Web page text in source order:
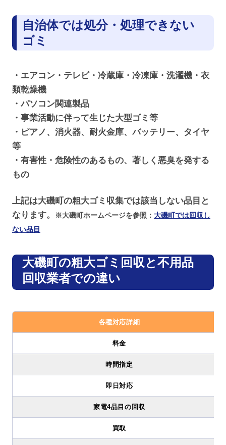
自治体では処分・処理できない
ゴミ
・エアコン・テレビ・冷蔵庫・冷凍庫・洗濯機・衣
類乾燥機
・パソコン関連製品
・事業活動に伴って生じた大型ゴミ等
・ピアノ、消火器、耐火金庫、バッテリー、タイヤ
等
・有害性・危険性のあるもの、著しく悪臭を発する
もの
上記は大磯町の粗大ゴミ収集では該当しない品目と
なります。
※大磯町ホームページを参照： 大磯町では回収し
ない品目
大磯町の粗大ゴミ回収と不用品
回収業者での違い
各種対応詳細
料金
時間指定
即日対応
家電4品目の回収
買取